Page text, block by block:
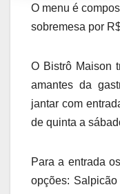
O menu é
sobremesa por
O Bistrô Maison
amantes da
jantar com
de quinta a
Para a entrada
opções: